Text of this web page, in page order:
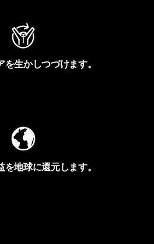
生かしつづけます。
地球に還元します。